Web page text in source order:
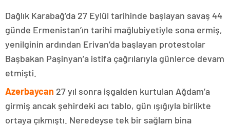
Dağlık Karabağ’da 27 Eylül tarihinde başlayan savaş 44
günde Ermenistan’ın tarihi mağlubiyetiyle sona ermiş,
yenilginin ardından Erivan’da başlayan protestolar
Başbakan Paşinyan’a istifa çağrılarıyla günlerce devam
etmişti.
Azerbaycan 27 yıl sonra işgalden kurtulan Ağdam’a
girmiş ancak şehirdeki acı tablo, gün ışığıyla birlikte
ortaya çıkmıştı. Neredeyse tek bir sağlam bina